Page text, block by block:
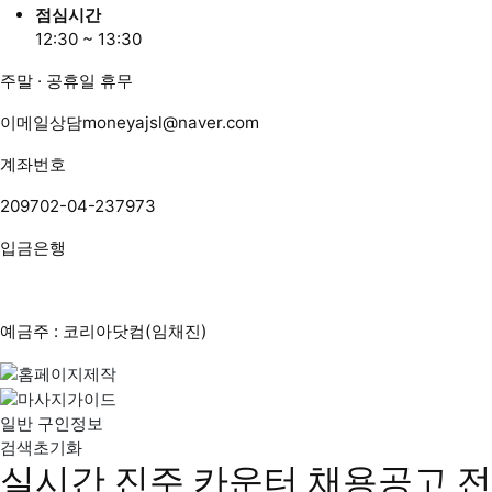
점심시간
12:30 ~ 13:30
주말 · 공휴일 휴무
이메일상담moneyajsl@naver.com
계좌번호
209702-04-237973
입금은행
예금주 : 코리아닷컴(임채진)
일반 구인정보
검색초기화
실시간 진주 카운터 채용공고